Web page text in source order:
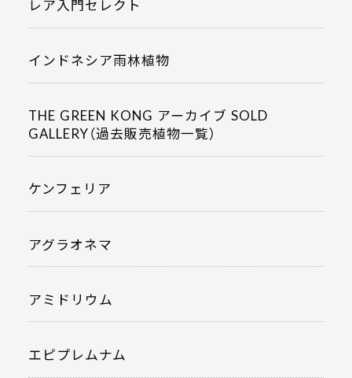
レア入門セレクト
インドネシア雨林植物
THE GREEN KONG アーカイブ SOLD
GALLERY（過去販売植物一覧）
ケンフェリア
アグラオネマ
アミドリウム
エピプレムナム